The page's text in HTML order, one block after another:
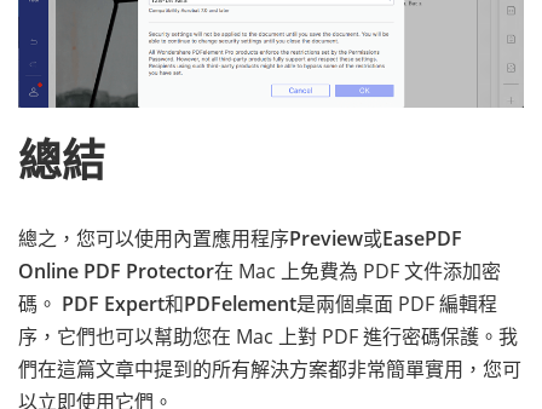
總結
總之，您可以使用內置應用程序Preview或EasePDF
Online PDF Protector在 Mac 上免費為 PDF 文件添加密
碼。 PDF Expert和PDFelement是兩個桌面 PDF 編輯程
序，它們也可以幫助您在 Mac 上對 PDF 進行密碼保護。我
們在這篇文章中提到的所有解決方案都非常簡單實用，您可
以立即使用它們。